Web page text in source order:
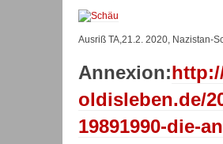
Ausriß TA,21.2. 2020, Nazistan-
Annexion:
oldisleben.de/
19891990-die-